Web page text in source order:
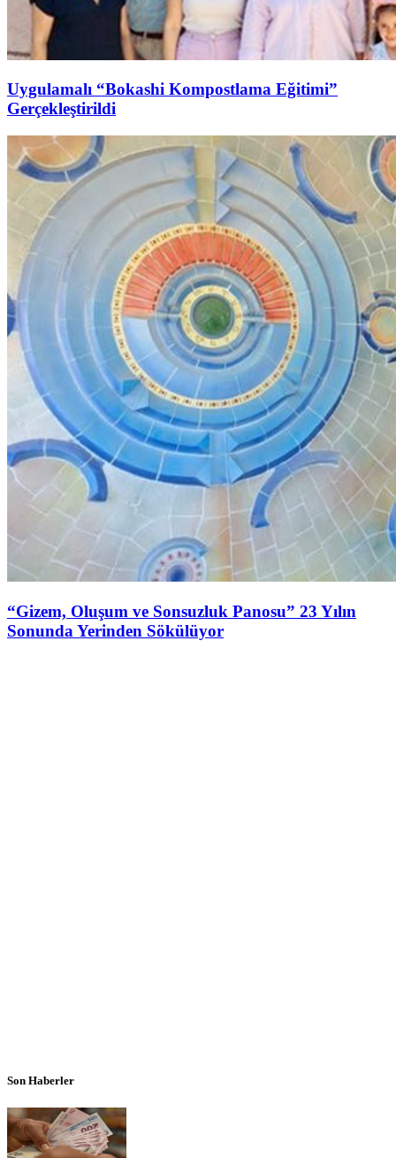
Uygulamalı “Bokashi Kompostlama Eğitimi”
Gerçekleştirildi
“Gizem, Oluşum ve Sonsuzluk Panosu” 23 Yılın
Sonunda Yerinden Sökülüyor
Son Haberler